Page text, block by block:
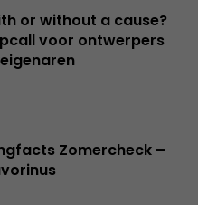
or without a cause?
voor ontwerpers
Zomercheck –